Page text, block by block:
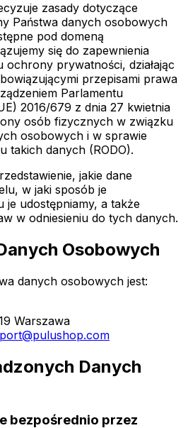
zasady dotyczące
Państwa danych osobowych
pod domeną
się do zapewnienia
ochrony prywatności, działając
przepisami prawa
Parlamentu
2016/679 z dnia 27 kwietnia
osób fizycznych w związku
osobowych i w sprawie
takich danych (RODO).
jakie dane
w jaki sposób je
je udostępniamy, a także
w odniesieniu do tych danych.
Osobowych
danych osobowych jest:
Warszawa
Danych
bezpośrednio przez